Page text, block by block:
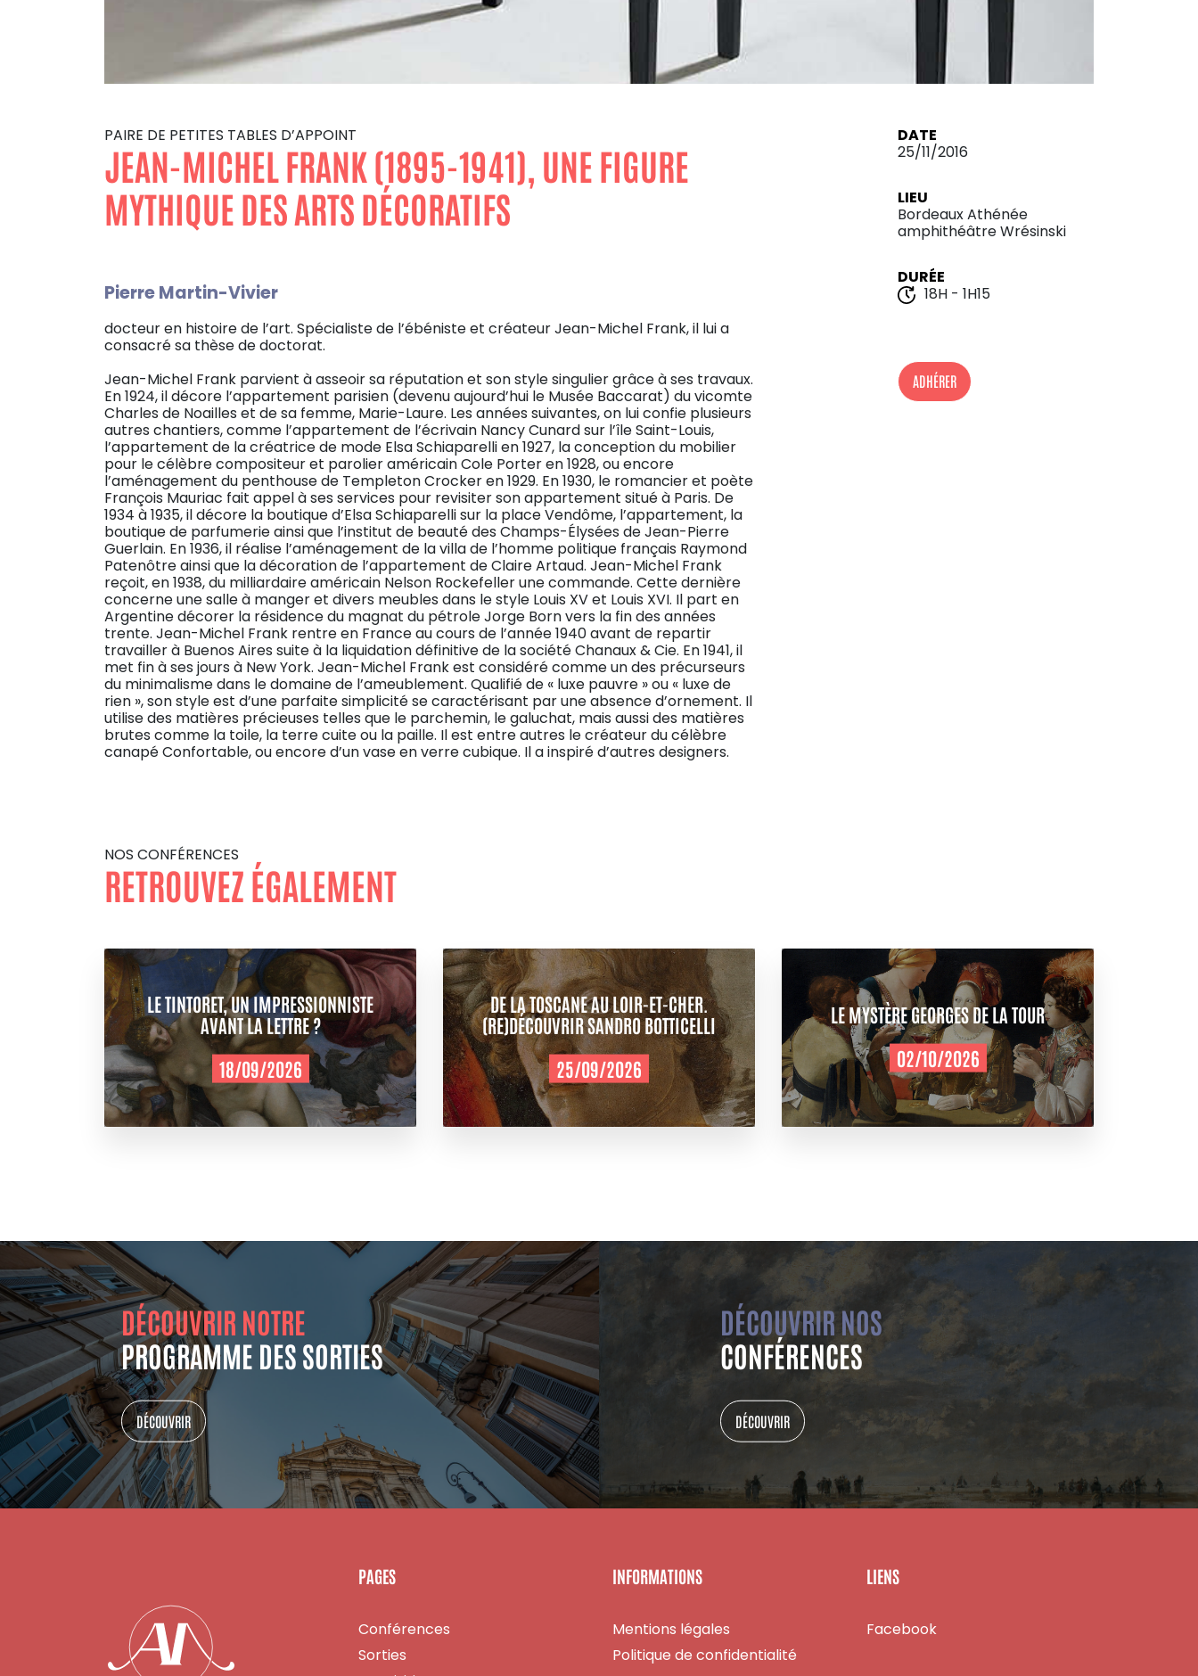
PAIRE DE PETITES TABLES D’APPOINT
JEAN-MICHEL FRANK (1895-1941), UNE FIGURE
MYTHIQUE DES ARTS DÉCORATIFS
Pierre Martin-Vivier
docteur en histoire de l’art. Spécialiste de l’ébéniste et créateur Jean-Michel Frank, il lui a
consacré sa thèse de doctorat.
Jean-Michel Frank parvient à asseoir sa réputation et son style singulier grâce à ses travaux.
En 1924, il décore l’appartement parisien (devenu aujourd’hui le Musée Baccarat) du vicomte
Charles de Noailles et de sa femme, Marie-Laure. Les années suivantes, on lui confie plusieurs
autres chantiers, comme l’appartement de l’écrivain Nancy Cunard sur l’île Saint-Louis,
l’appartement de la créatrice de mode Elsa Schiaparelli en 1927, la conception du mobilier
pour le célèbre compositeur et parolier américain Cole Porter en 1928, ou encore
l’aménagement du penthouse de Templeton Crocker en 1929. En 1930, le romancier et poète
François Mauriac fait appel à ses services pour revisiter son appartement situé à Paris. De
1934 à 1935, il décore la boutique d’Elsa Schiaparelli sur la place Vendôme, l’appartement, la
boutique de parfumerie ainsi que l’institut de beauté des Champs-Élysées de Jean-Pierre
Guerlain. En 1936, il réalise l’aménagement de la villa de l’homme politique français Raymond
Patenôtre ainsi que la décoration de l’appartement de Claire Artaud. Jean-Michel Frank
reçoit, en 1938, du milliardaire américain Nelson Rockefeller une commande. Cette dernière
concerne une salle à manger et divers meubles dans le style Louis XV et Louis XVI. Il part en
Argentine décorer la résidence du magnat du pétrole Jorge Born vers la fin des années
trente. Jean-Michel Frank rentre en France au cours de l’année 1940 avant de repartir
travailler à Buenos Aires suite à la liquidation définitive de la société Chanaux & Cie. En 1941, il
met fin à ses jours à New York. Jean-Michel Frank est considéré comme un des précurseurs
du minimalisme dans le domaine de l’ameublement. Qualifié de « luxe pauvre » ou « luxe de
rien », son style est d’une parfaite simplicité se caractérisant par une absence d’ornement. Il
utilise des matières précieuses telles que le parchemin, le galuchat, mais aussi des matières
brutes comme la toile, la terre cuite ou la paille. Il est entre autres le créateur du célèbre
canapé Confortable, ou encore d’un vase en verre cubique. Il a inspiré d’autres designers.
DATE
25/11/2016
LIEU
Bordeaux Athénée
amphithéâtre Wrésinski
DURÉE
18H - 1H15
ADHÉRER
NOS CONFÉRENCES
RETROUVEZ ÉGALEMENT
LE TINTORET, UN IMPRESSIONNISTE
AVANT LA LETTRE ?
18/09/2026
DE LA TOSCANE AU LOIR-ET-CHER.
(RE)DÉCOUVRIR SANDRO BOTTICELLI
25/09/2026
LE MYSTÈRE GEORGES DE LA TOUR
02/10/2026
DÉCOUVRIR NOTRE
PROGRAMME DES SORTIES
DÉCOUVRIR
DÉCOUVRIR NOS
CONFÉRENCES
DÉCOUVRIR
PAGES
Conférences
Sorties
INFORMATIONS
Mentions légales
Politique de confidentialité
LIENS
Facebook